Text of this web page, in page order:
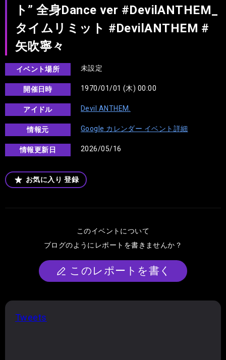
ト” 全身Dance ver #DevilANTHEM_
タイムリミット #DevilANTHEM #
矢吹寧々
イベント場所 未設定
開催日時 1970/01/01 (木) 00:00
アイドル Devil ANTHEM.
情報元 Google カレンダー イベント詳細
情報更新日 2026/05/16
お気に入り 登録
このイベントについて
ブログのようにレポートを書きませんか？
このレポートを書く
Tweets